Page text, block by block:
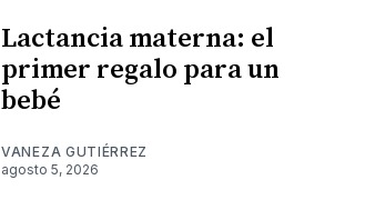
Lactancia materna: el
primer regalo para un
bebé
VANEZA GUTIÉRREZ
agosto 5, 2026